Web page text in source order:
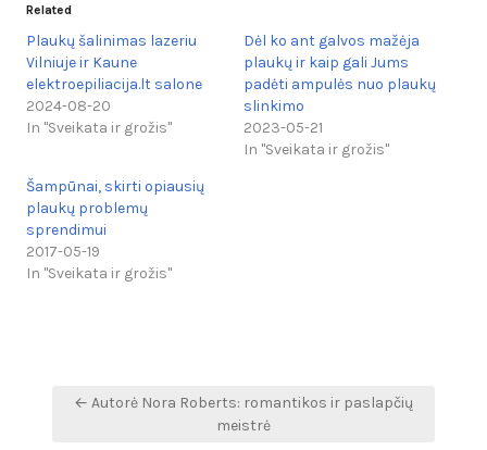
Related
Plaukų šalinimas lazeriu
Vilniuje ir Kaune
elektroepiliacija.lt salone
2024-08-20
In "Sveikata ir grožis"
Dėl ko ant galvos mažėja
plaukų ir kaip gali Jums
padėti ampulės nuo plaukų
slinkimo
2023-05-21
In "Sveikata ir grožis"
Šampūnai, skirti opiausių
plaukų problemų
sprendimui
2017-05-19
In "Sveikata ir grožis"
Navigacija
← Autorė Nora Roberts: romantikos ir paslapčių
meistrė